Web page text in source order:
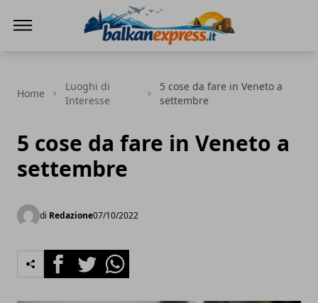
Home
Luoghi di
Interesse
5 cose da fare in Veneto a
settembre
5 cose da fare in Veneto a
settembre
di Redazione07/10/2022
FacebookTwitterWhatsapp